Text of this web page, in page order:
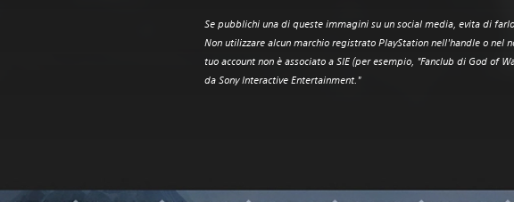
Se pubblichi una di queste immagini su un social media, evita di
Non utilizzare alcun marchio registrato PlayStation nell'handle o nel
tuo account non è associato a SIE (per esempio, "Fanclub di God of
da Sony Interactive Entertainment." ‎